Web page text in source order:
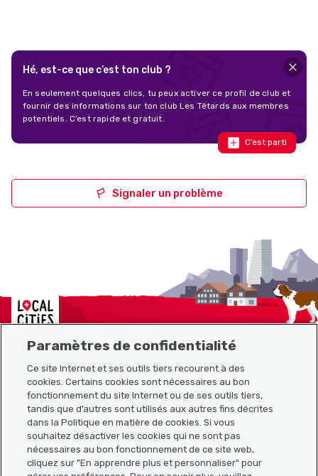
Hé, est-ce que c’est ton club ?
En seulement quelques clics, tu peux activer ce profil de club et
fournir des informations sur ton club Les Têtards aux membres
potentiels. C’est rapide et gratuit.
C’est parti
Signaler un problème
Localcities
Plan du site
Liens utiles
Télécharger l’application Localcities
Paramètres de confidentialité
Ce site Internet et ses outils tiers recourent à des
cookies. Certains cookies sont nécessaires au bon
fonctionnement du site Internet ou de ses outils tiers,
tandis que d’autres sont utilisés aux autres fins décrites
dans la Politique en matière de cookies. Si vous
souhaitez désactiver les cookies qui ne sont pas
nécessaires au bon fonctionnement de ce site web,
cliquez sur "En apprendre plus et personnaliser" pour